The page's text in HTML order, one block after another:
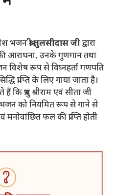
भजनश्री तुलसीदास जीद्वारा
आराधना, उनके गुणगान तथा
विशेष रूप से विघ्नहर्ता गणपति
प्राप्ति के लिए गाया जाता है।
कि प्रभु श्रीराम एवं सीता जी
को नियमित रूप से गाने से
फल की प्राप्ति होती